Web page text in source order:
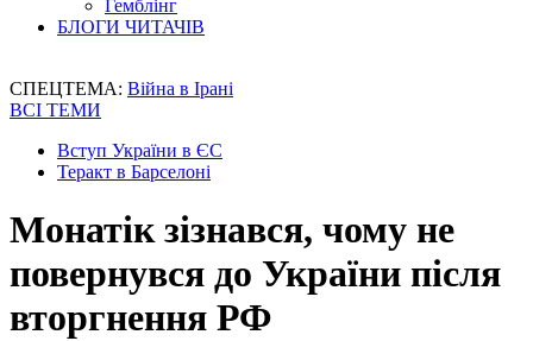
Гемблінг
БЛОГИ ЧИТАЧІВ
СПЕЦТЕМА: Війна в Ірані
ВСІ ТЕМИ
Вступ України в ЄС
Теракт в Барселоні
Монатік зізнався, чому не
повернувся до України після
вторгнення РФ